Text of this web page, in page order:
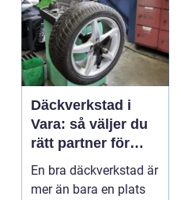
Däckverkstad i
Vara: så väljer du
rätt partner för
säker körning året
runt
En bra däckverkstad är
mer än bara en plats